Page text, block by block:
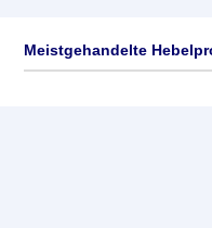
Meistgehandelte